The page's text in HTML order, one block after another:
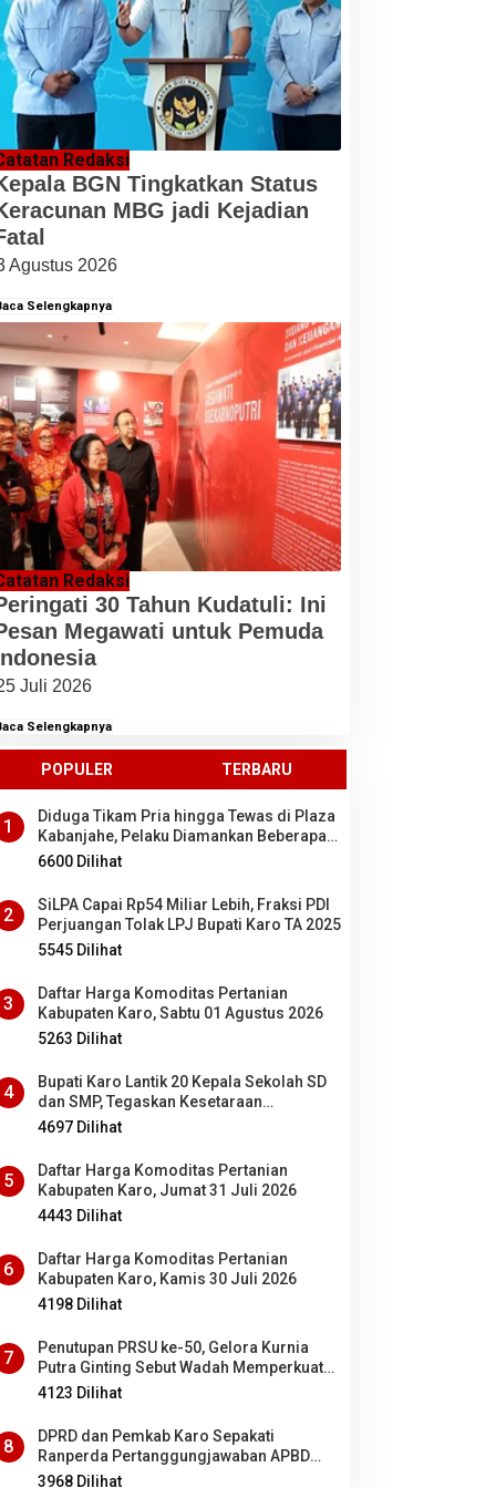
Redaksi
BGN Tingkatkan Status
MBG jadi Kejadian
Agustus 2026
Selengkapnya
Redaksi
30 Tahun Kudatuli: Ini
Megawati untuk Pemuda
Juli 2026
Selengkapnya
POPULER TERBARU
1
Diduga Tikam Pria hingga Tewas di Plaza
Kabanjahe, Pelaku Diamankan Beberapa
Menit Setelah Kejadian, Ini Motifnya
6600 Dilihat
2
SiLPA Capai Rp54 Miliar Lebih, Fraksi PDI
Perjuangan Tolak LPJ Bupati Karo TA 2025
5545 Dilihat
3
Daftar Harga Komoditas Pertanian
Kabupaten Karo, Sabtu 01 Agustus 2026
5263 Dilihat
4
Bupati Karo Lantik 20 Kepala Sekolah SD
dan SMP, Tegaskan Kesetaraan
Kesempatan Bagi ASN PNS dan PPPK
4697 Dilihat
5
Daftar Harga Komoditas Pertanian
Kabupaten Karo, Jumat 31 Juli 2026
4443 Dilihat
6
Daftar Harga Komoditas Pertanian
Kabupaten Karo, Kamis 30 Juli 2026
4198 Dilihat
7
Penutupan PRSU ke-50, Gelora Kurnia
Putra Ginting Sebut Wadah Memperkuat
Kolaborasi antardaerah di Sumut
4123 Dilihat
8
DPRD dan Pemkab Karo Sepakati
Ranperda Pertanggungjawaban APBD
2025 Jadi Perda
3968 Dilihat